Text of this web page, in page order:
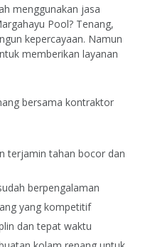
menggunakan jasa
Pool? Tenang,
kepercayaan. Namun
memberikan layanan
bersama kontraktor
terjamin tahan bocor dan
berpengalaman
yang kompetitif
dan tepat waktu